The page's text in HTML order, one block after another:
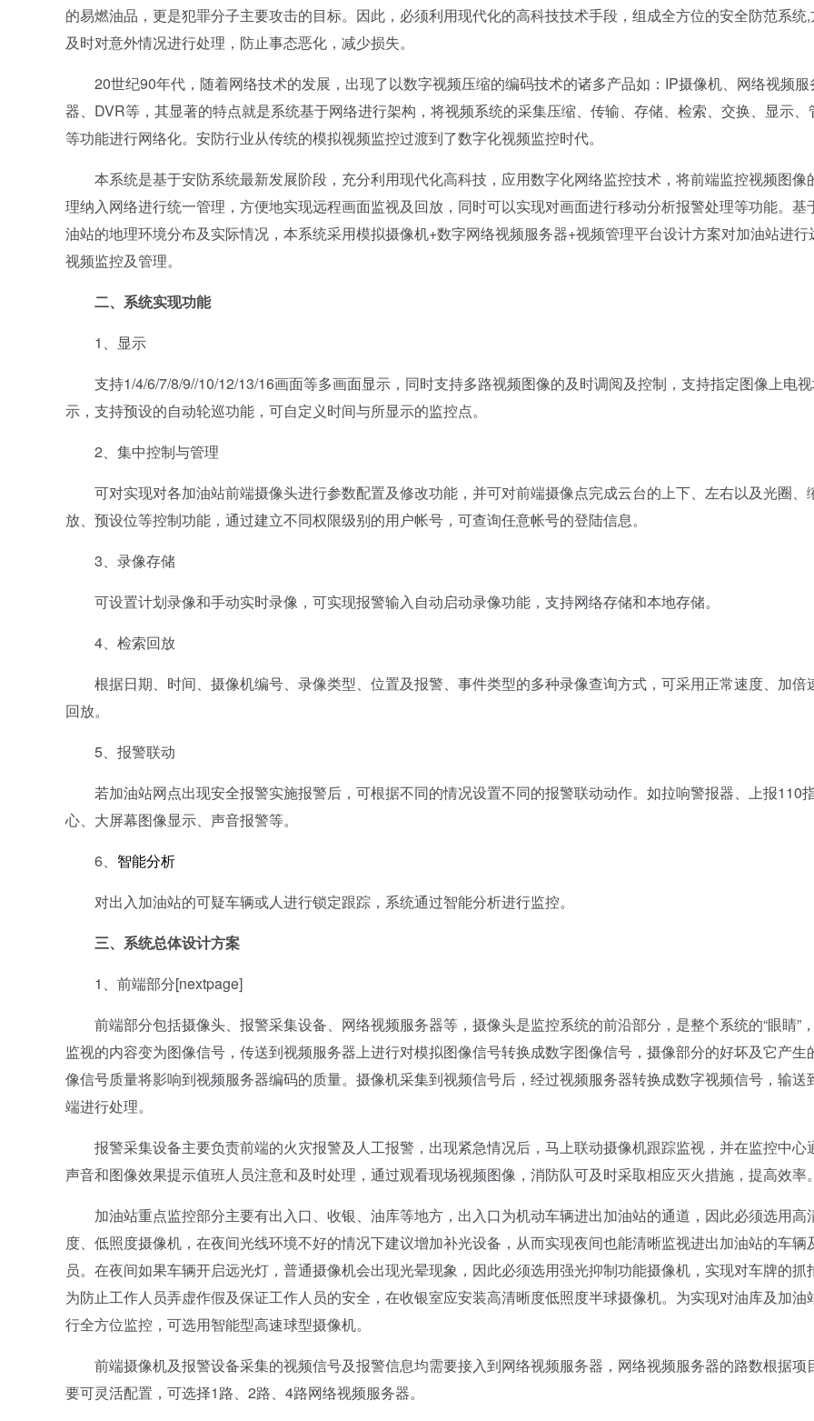
的易燃油品，更是犯罪分子主要攻击的目标。因此，必须利用现代化的高科技技术手段，组成全方位的安全防范系统,
及时对意外情况进行处理，防止事态恶化，减少损失。
20世纪90年代，随着网络技术的发展，出现了以数字视频压缩的编码技术的诸多产品如：IP摄像机、网络视频服
器、DVR等，其显著的特点就是系统基于网络进行架构，将视频系统的采集压缩、传输、存储、检索、交换、显示、
等功能进行网络化。安防行业从传统的模拟视频监控过渡到了数字化视频监控时代。
本系统是基于安防系统最新发展阶段，充分利用现代化高科技，应用数字化网络监控技术，将前端监控视频图像
理纳入网络进行统一管理，方便地实现远程画面监视及回放，同时可以实现对画面进行移动分析报警处理等功能。基
油站的地理环境分布及实际情况，本系统采用模拟摄像机+数字网络视频服务器+视频管理平台设计方案对加油站进行
视频监控及管理。
二、系统实现功能
1、显示
支持1/4/6/7/8/9//10/12/13/16画面等多画面显示，同时支持多路视频图像的及时调阅及控制，支持指定图像上电视
示，支持预设的自动轮巡功能，可自定义时间与所显示的监控点。
2、集中控制与管理
可对实现对各加油站前端摄像头进行参数配置及修改功能，并可对前端摄像点完成云台的上下、左右以及光圈、
放、预设位等控制功能，通过建立不同权限级别的用户帐号，可查询任意帐号的登陆信息。
3、录像存储
可设置计划录像和手动实时录像，可实现报警输入自动启动录像功能，支持网络存储和本地存储。
4、检索回放
根据日期、时间、摄像机编号、录像类型、位置及报警、事件类型的多种录像查询方式，可采用正常速度、加倍
回放。
5、报警联动
若加油站网点出现安全报警实施报警后，可根据不同的情况设置不同的报警联动动作。如拉响警报器、上报110
心、大屏幕图像显示、声音报警等。
6、 智能分析
对出入加油站的可疑车辆或人进行锁定跟踪，系统通过智能分析进行监控。
三、系统总体设计方案
1、前端部分[nextpage]
前端部分包括摄像头、报警采集设备、网络视频服务器等，摄像头是监控系统的前沿部分，是整个系统的“眼睛”
监视的内容变为图像信号，传送到视频服务器上进行对模拟图像信号转换成数字图像信号，摄像部分的好坏及它产生
像信号质量将影响到视频服务器编码的质量。摄像机采集到视频信号后，经过视频服务器转换成数字视频信号，输送
端进行处理。
报警采集设备主要负责前端的火灾报警及人工报警，出现紧急情况后，马上联动摄像机跟踪监视，并在监控中心
声音和图像效果提示值班人员注意和及时处理，通过观看现场视频图像，消防队可及时采取相应灭火措施，提高效率。
加油站重点监控部分主要有出入口、收银、油库等地方，出入口为机动车辆进出加油站的通道，因此必须选用高
度、低照度摄像机，在夜间光线环境不好的情况下建议增加补光设备，从而实现夜间也能清晰监视进出加油站的车辆
员。在夜间如果车辆开启远光灯，普通摄像机会出现光晕现象，因此必须选用强光抑制功能摄像机，实现对车牌的抓
为防止工作人员弄虚作假及保证工作人员的安全，在收银室应安装高清晰度低照度半球摄像机。为实现对油库及加油
行全方位监控，可选用智能型高速球型摄像机。
前端摄像机及报警设备采集的视频信号及报警信息均需要接入到网络视频服务器，网络视频服务器的路数根据项
要可灵活配置，可选择1路、2路、4路网络视频服务器。